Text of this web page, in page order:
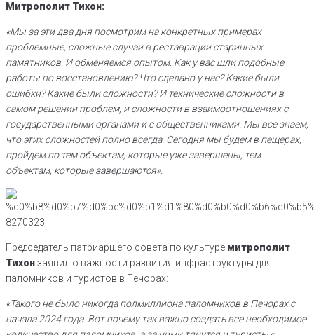
Митрополит Тихон:
«Мы за эти два дня посмотрим на конкретных примерах
проблемные, сложные случаи в реставрации старинных
памятников. И обменяемся опытом. Как у вас шли подобные
работы по восстановлению? Что сделано у нас? Какие были
ошибки? Какие были сложности? И технические сложности в
самом решении проблем, и сложности в взаимоотношениях с
государственными органами и с общественниками. Мы все знаем,
что этих сложностей полно всегда. Сегодня мы будем в пещерах,
пройдем по тем объектам, которые уже завершены, тем
объектам, которые завершаются».
Председатель патриаршего совета по культуре митрополит
Тихонзаявил о важности развития инфраструктуры для
паломников и туристов в Печорах:
«Такого не было никогда полмиллиона паломников в Печорах с
начала 2024 года. Вот почему так важно создать все необходимое